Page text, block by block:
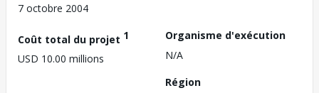
7 octobre 2004
Coût total du projet 1
USD 10.00 millions
Organisme d'exécution
N/A
Région